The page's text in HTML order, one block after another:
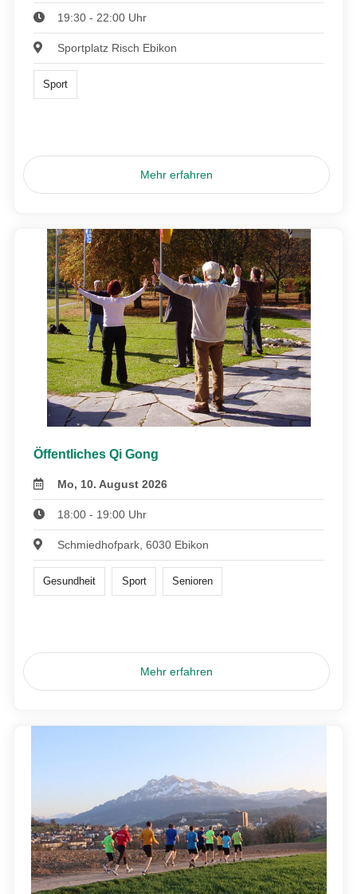
19:30 - 22:00 Uhr
Sportplatz Risch Ebikon
Sport
Mehr erfahren
Öffentliches Qi Gong
Mo, 10. August 2026
18:00 - 19:00 Uhr
Schmiedhofpark, 6030 Ebikon
Gesundheit Sport Senioren
Mehr erfahren